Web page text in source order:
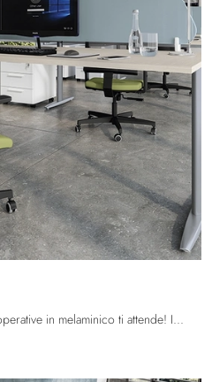
Un ricco catalogo di scrivanie operative in melaminico ti attende! Il modello Teko Smart di Colombini Office ti attende!